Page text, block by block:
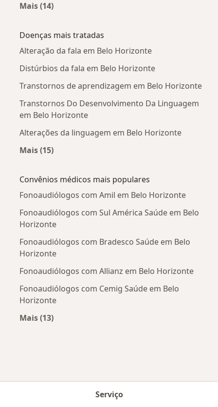
Mais (14)
Doenças mais tratadas
Alteração da fala em Belo Horizonte
Distúrbios da fala em Belo Horizonte
Transtornos de aprendizagem em Belo Horizonte
Transtornos Do Desenvolvimento Da Linguagem
em Belo Horizonte
Alterações da linguagem em Belo Horizonte
Mais (15)
Convênios médicos mais populares
Fonoaudiólogos com Amil em Belo Horizonte
Fonoaudiólogos com Sul América Saúde em Belo
Horizonte
Fonoaudiólogos com Bradesco Saúde em Belo
Horizonte
Fonoaudiólogos com Allianz em Belo Horizonte
Fonoaudiólogos com Cemig Saúde em Belo
Horizonte
Mais (13)
Serviço